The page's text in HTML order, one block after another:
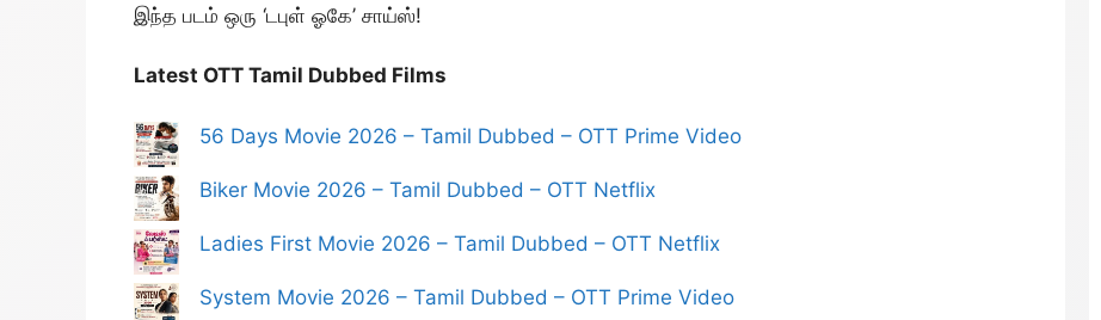
இந்த படம் ஒரு ‘டபுள் ஓகே’ சாய்ஸ்!
Latest OTT Tamil Dubbed Films
56 Days Movie 2026 – Tamil Dubbed – OTT Prime Video
Biker Movie 2026 – Tamil Dubbed – OTT Netflix
Ladies First Movie 2026 – Tamil Dubbed – OTT Netflix
System Movie 2026 – Tamil Dubbed – OTT Prime Video